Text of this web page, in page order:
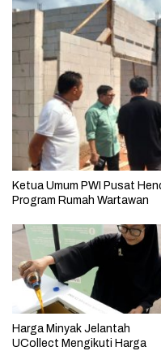
Ketua Umum PWI Pusat
Program Rumah Wartawan
Harga Minyak Jelantah
UCollect Mengikuti Harga